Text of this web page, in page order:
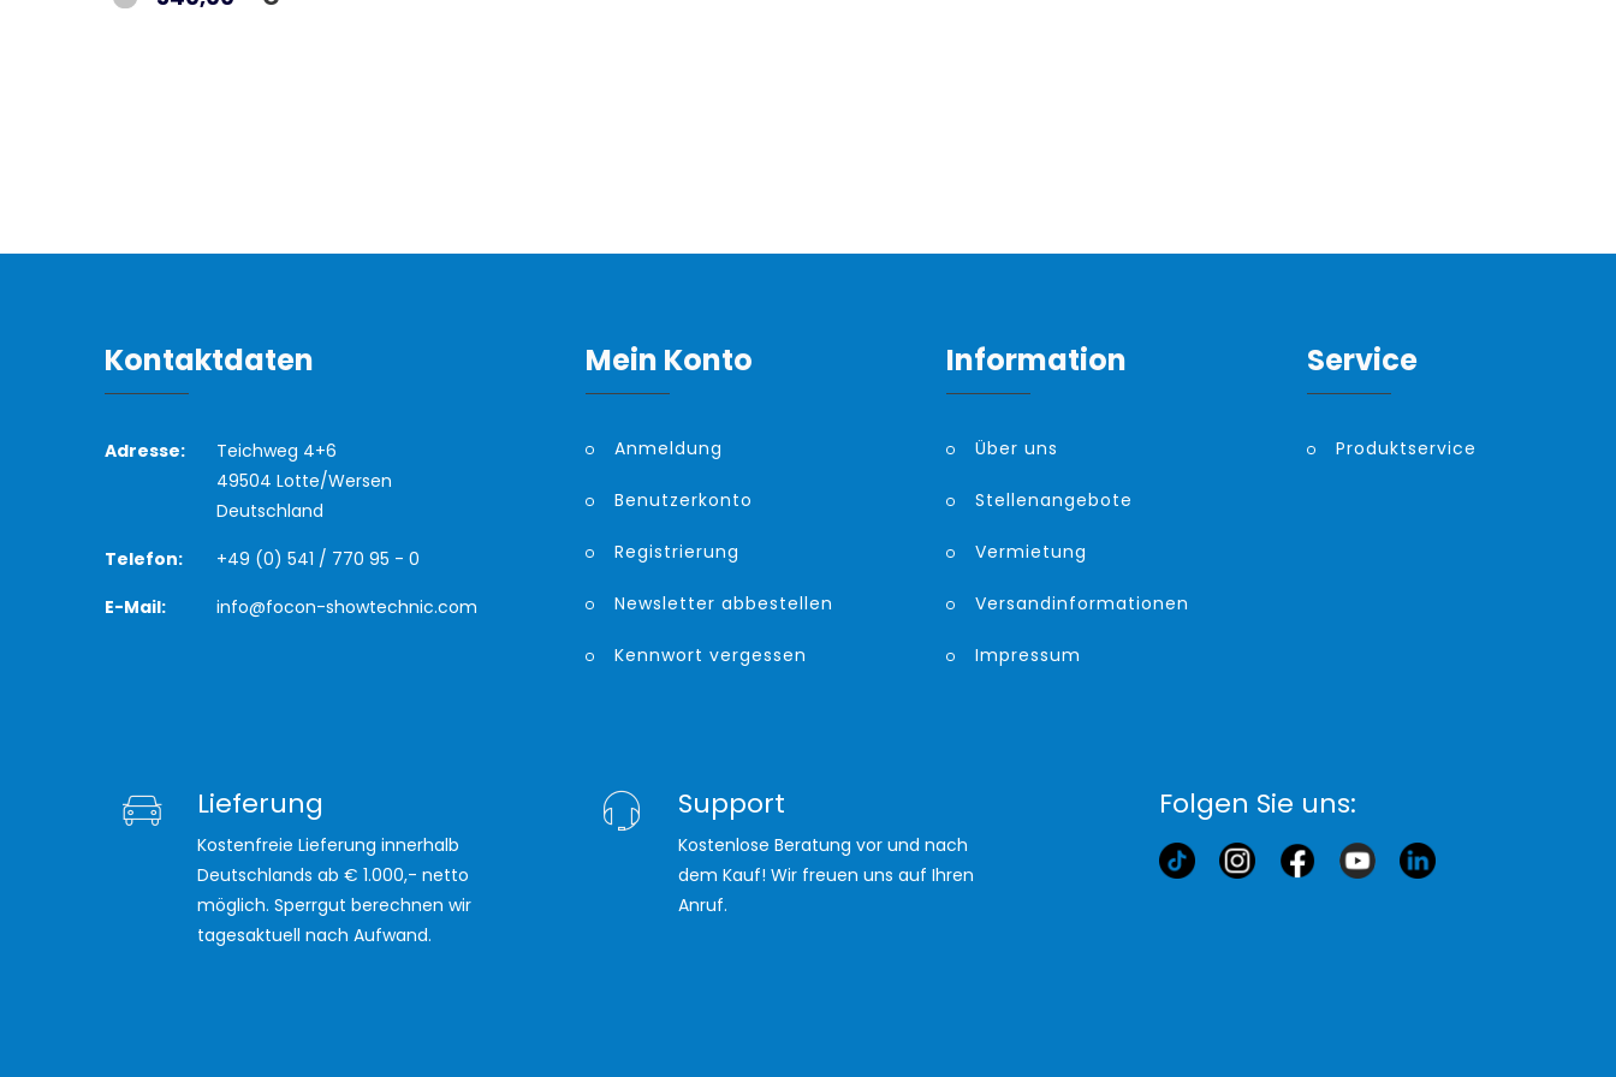
Kontaktdaten
Adresse:
Teichweg 4+6
49504 Lotte/Wersen
Deutschland
Telefon:
+49 (0) 541 / 770 95 - 0
E-Mail:
info@focon-showtechnic.com
Mein Konto
Anmeldung
Benutzerkonto
Registrierung
Newsletter abbestellen
Kennwort vergessen
Information
Über uns
Stellenangebote
Vermietung
Versandinformationen
Impressum
Service
Produktservice
Lieferung
Kostenfreie Lieferung innerhalb
Deutschlands ab € 1.000,- netto
möglich. Sperrgut berechnen wir
tagesaktuell nach Aufwand.
Support
Kostenlose Beratung vor und nach
dem Kauf! Wir freuen uns auf Ihren
Anruf.
Folgen Sie uns: